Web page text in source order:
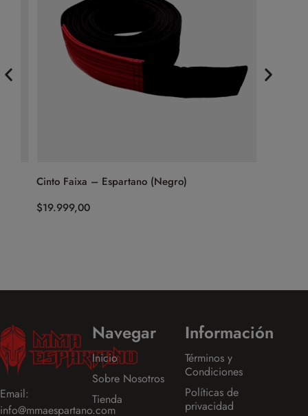
Cinto Faixa – Espartano (Negro)
19.999,00
Email:
info@mmaespartano.com
Navegar
Inicio
Sobre Nosotros
Tienda
Información
Términos y
Condiciones
Políticas de
privacidad